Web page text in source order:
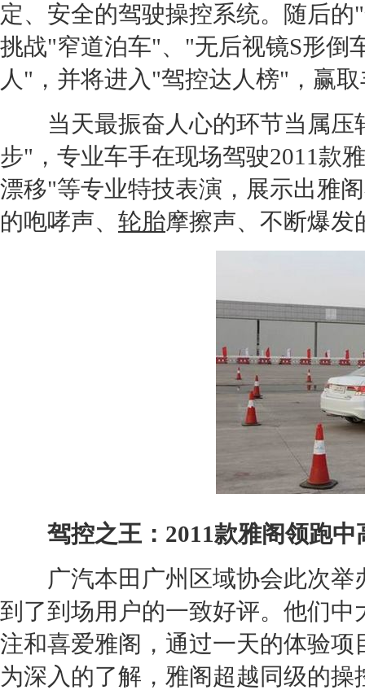
定、安全的驾驶操控系统。随后
挑战"窄道泊车"、"无后视镜S形倒
人"，并将进入"驾控达人榜"，赢
当天最振奋人心的环节当属
步"，专业车手在现场驾驶2011款
漂移"等专业特技表演，展示出雅阁
的咆哮声、 轮胎摩擦声、不断爆
驾控之王：2011款雅阁领跑中
广汽本田 广州区域协会此次
到了到场用户的一致好评。他们
注和喜爱雅阁 ，通过一天的体验
为深入的了解， 雅阁超越同级的操